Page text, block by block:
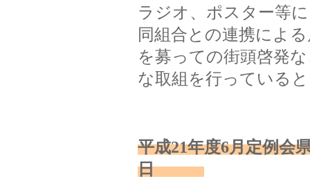
ラジオ、ポスター等
同組合との連携によ
を募っての街頭啓発
な取組を行っている
平成21年度6月定例
日